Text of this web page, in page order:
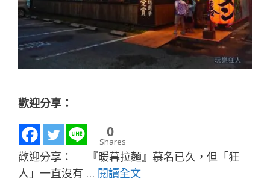
歡迎分享：
0
Shares
歡迎分享： 『暖暮拉麵』慕名已久，但「狂
人」一直沒有 … 閱讀全文